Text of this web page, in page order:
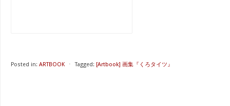
Posted in: ARTBOOK ⋅ Tagged: [Artbook] 画集『くろタイツ』